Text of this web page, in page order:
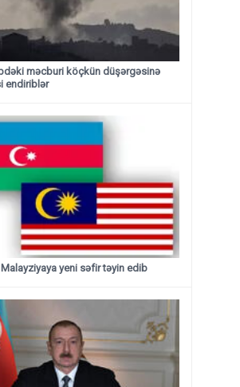
məcburi köçkün düşərgəsinə
endiriblər
yeni səfir təyin edib